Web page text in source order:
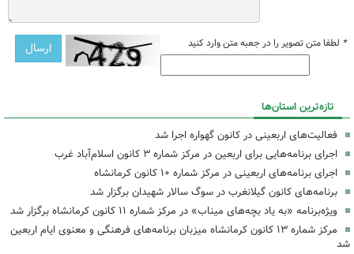
* لطفا متن تصویر را در جعبه متن وارد کنید
تازه‌ترین استان‌ها
فعالیت‌های اربعینی در کانون گهواره اجرا شد
اجرای برنامه‌هایی برای اربعین در مرکز شماره ۳ کانون اسلام‌آباد غرب
اجرای برنامه‌های اربعینی در مرکز شماره ۱۰ کانون کرمانشاه
برنامه‌های کانون گیلانغرب در سوگ سالار شهیدان برگزار شد
ویژه‌برنامه «به یاد بچه‌های میناب» در مرکز شماره ۱۱ کانون کرمانشاه برگزار شد
مرکز شماره ۱۳ کانون کرمانشاه میزبان برنامه‌های فرهنگی و معنوی ایام اربعین
شد